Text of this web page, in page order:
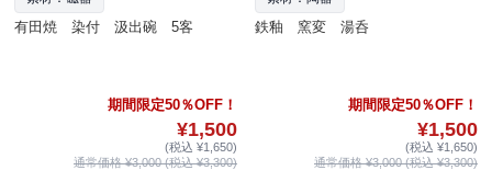
有田焼 染付 汲出碗 5客
期間限定50％OFF！
¥1,500
(税込 ¥1,650)
通常価格 ¥3,000 (税込 ¥3,300)
鉄釉 窯変 湯呑
期間限定50％OFF！
¥1,500
(税込 ¥1,650)
通常価格 ¥3,000 (税込 ¥3,300)